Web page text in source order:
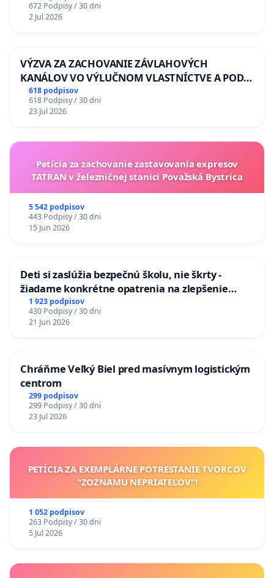
672 Podpisy / 30 dni
2 Jul 2026
VÝZVA ZA ZACHOVANIE ZÁVLAHOVÝCH
KANÁLOV VO VÝLUČNOM VLASTNÍCTVE A POD
KONTROLOU SLOVENSKEJ REPUBLIKY & žiadosť
na riešenie zanedbaného stavu závlahových a
odvodňovacích kanálov na Slovensku
618 podpisov
618 Podpisy / 30 dni
23 Jul 2026
Petícia za zachovanie zastavovania expresov
TATRAN v železničnej stanici Považská Bystrica
5 542 podpisov
443 Podpisy / 30 dni
15 Jun 2026
Deti si zaslúžia bezpečnú školu, nie škrty -
žiadame konkrétne opatrenia na zlepšenie
situácie v školstve
1 923 podpisov
430 Podpisy / 30 dni
21 Jun 2026
Chráňme Veľký Biel pred masívnym logistickým
centrom
299 podpisov
299 Podpisy / 30 dni
23 Jul 2026
PETÍCIA ZA EXEMPLÁRNE POTRESTANIE TVORCOV
"ZOZNAMU NEPRIATEĽOV"!
1 052 podpisov
263 Podpisy / 30 dni
5 Jul 2026